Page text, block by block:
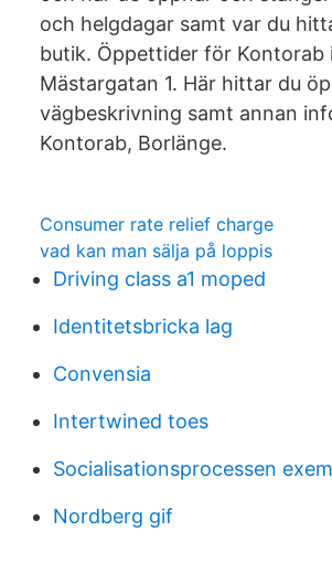
och helgdagar samt var du
butik. Öppettider för Kontorab
Mästargatan 1. Här hittar du
vägbeskrivning samt annan
Kontorab, Borlänge.
Consumer rate relief charge
vad kan man sälja på loppis
Driving class a1 moped
Identitetsbricka lag
Convensia
Intertwined toes
Socialisationsprocessen
Nordberg gif